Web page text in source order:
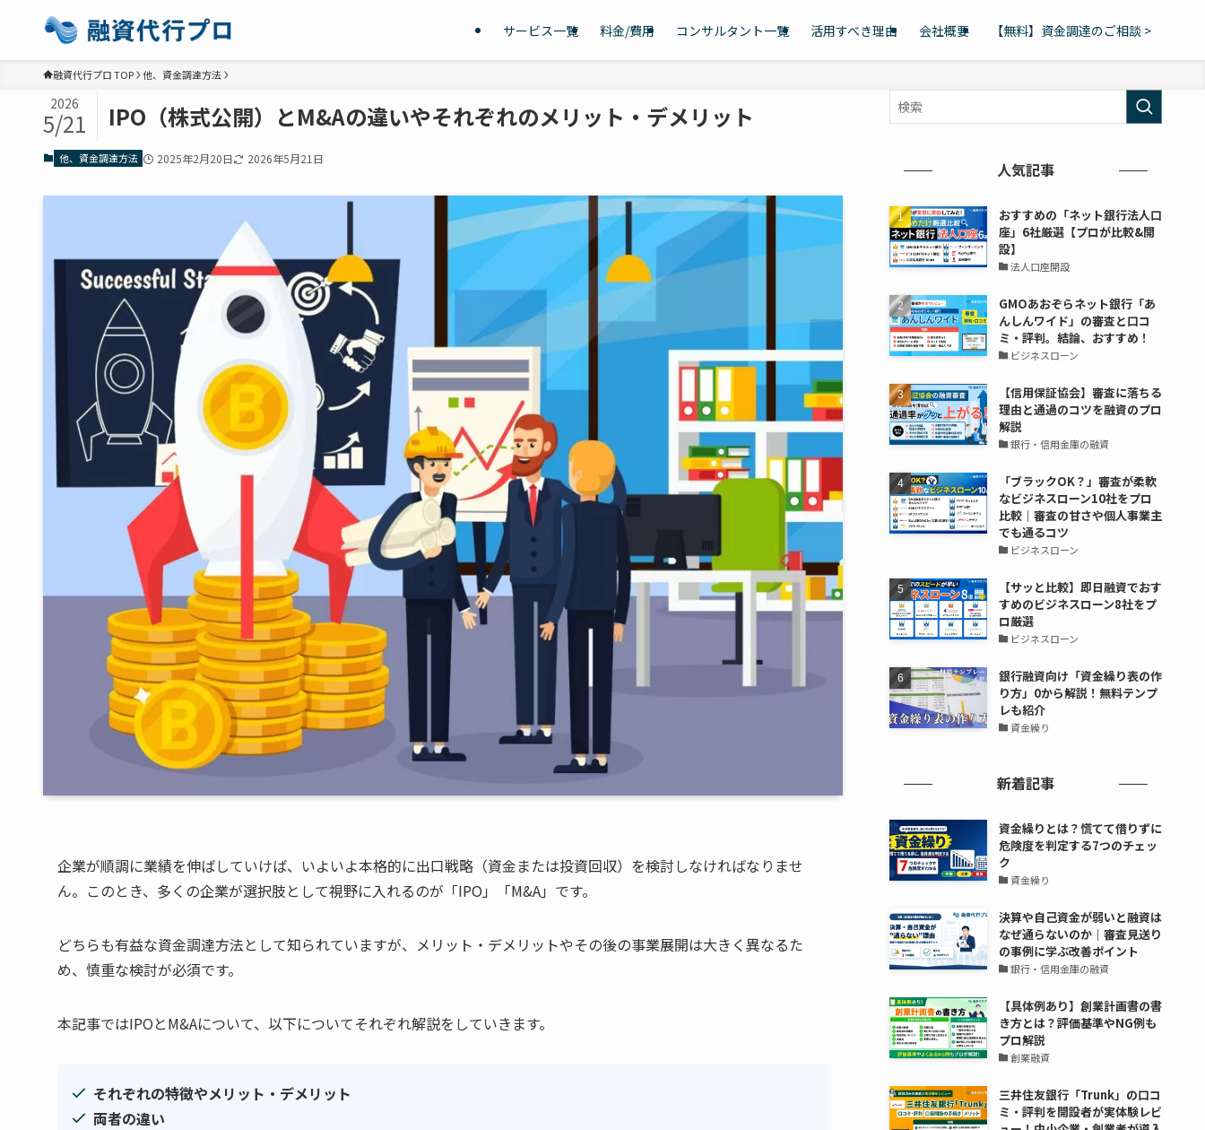
サービス一覧 料金/費用 コンサルタント一覧 活用すべき理由 会社概要 【無料】資金調達のご相談 >
融資代行プロ TOP 他、資金調達方法
IPO（株式公開）とM&Aの違いやそれぞれのメリット・デメリット
2026
5/21
他、資金調達方法 2025年2月20日 2026年5月21日
企業が順調に業績を伸ばしていけば、いよいよ本格的に出口戦略（資金または投資回収）を検討しなければなりませ
ん。このとき、多くの企業が選択肢として視野に入れるのが「IPO」「M&A」です。
どちらも有益な資金調達方法として知られていますが、メリット・デメリットやその後の事業展開は大きく異なるた
め、慎重な検討が必須です。
本記事ではIPOとM&Aについて、以下についてそれぞれ解説をしていきます。
それぞれの特徴やメリット・デメリット
両者の違い
人気記事
おすすめの「ネット銀行法人口
座」6社厳選【プロが比較&開
設】
法人口座開設
GMOあおぞらネット銀行「あ
んしんワイド」の審査と口コ
ミ・評判。結論、おすすめ！
ビジネスローン
【信用保証協会】審査に落ちる
理由と通過のコツを融資のプロ
解説
銀行・信用金庫の融資
「ブラックOK？」審査が柔軟
なビジネスローン10社をプロ
比較｜審査の甘さや個人事業主
でも通るコツ
ビジネスローン
【サッと比較】即日融資でおす
すめのビジネスローン8社をプ
ロ厳選
ビジネスローン
銀行融資向け「資金繰り表の作
り方」0から解説！無料テンプ
レも紹介
資金繰り
新着記事
資金繰りとは？慌てて借りずに
危険度を判定する7つのチェッ
ク
資金繰り
決算や自己資金が弱いと融資は
なぜ通らないのか｜審査見送り
の事例に学ぶ改善ポイント
銀行・信用金庫の融資
【具体例あり】創業計画書の書
き方とは？評価基準やNG例も
プロ解説
創業融資
三井住友銀行「Trunk」の口コ
ミ・評判を開設者が実体験レビ